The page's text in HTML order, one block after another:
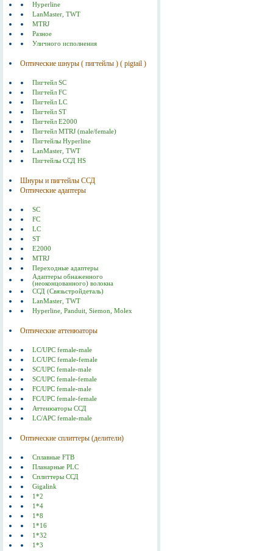
Hyperline
LanMaster, TWT
MTRJ
Разное
Уличного исполнения
Оптические шнуры ( пигтейлы ) ( pigtail )
Пигтейл SC
Пигтейл FC
Пигтейл LC
Пигтейл ST
Пигтейл E2000
Пигтейл MTRJ (male/female)
Пигтейлы Hyperline
LanMaster, TWT
Пигтейлы ССД HS
Шнуры и пигтейлы ССД
Оптические адаптеры
SC
FC
LC
ST
E2000
MTRJ
Переходные адаптеры
Адаптеры обнаженного
(неоконцованного) волокна
ССД (Связьстройдеталь)
LanMaster, TWT
Hyperline, Panduit, Siemon, Molex
Оптические аттенюаторы
LC/UPC female-male
LC/UPC female-female
SC/UPC female-male
SC/UPC female-female
FC/UPC female-male
FC/UPC female-female
Аттенюаторы ССД
LC/APC female-male
Оптические сплиттеры (делители)
Сплавные FTB
Планарные PLC
Сплиттеры ССД
Gigalink
1*2
1*4
1*8
1*16
1*32
1*3